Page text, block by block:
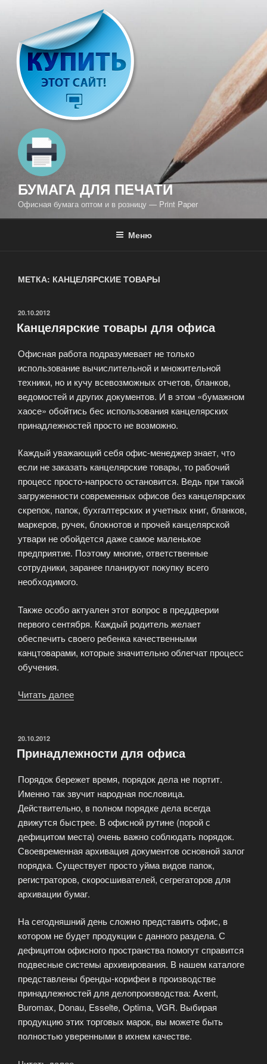
содержимому
БУМАГА ДЛЯ ПЕЧАТИ
Офисная бумага оптом и в розницу — Print Paper
Меню
МЕТКА: КАНЦЕЛЯРСКИЕ ТОВАРЫ
ОПУБЛИКОВАНО
20.10.2012
Канцелярские товары для офиса
Офисная работа подразумевает не только
использование вычислительной и множительной
техники, но и кучу всевозможных отчетов, бланков,
ведомостей и других документов. И в этом «бумажном
хаосе» обойтись бес использования канцелярских
принадлежностей просто не возможно.
Каждый уважающий себя офис-менеджер знает, что
если не заказать канцелярские товары, то рабочий
процесс просто-напросто остановится. Ведь при такой
загруженности современных офисов без канцелярских
скрепок, папок, бухгалтерских и учетных книг, бланков,
маркеров, ручек, блокнотов и прочей канцелярской
утвари не обойдется даже самое маленькое
предприятие. Поэтому многие, ответственные
сотрудники, заранее планируют покупку всего
необходимого.
Также особо актуален этот вопрос в преддверии
первого сентября. Каждый родитель желает
обеспечить своего ребенка качественными
канцтоварами, которые значительно облегчат процесс
обучения.
Читать далее
ОПУБЛИКОВАНО
20.10.2012
Принадлежности для офиса
Порядок бережет время, порядок дела не портит.
Именно так звучит народная пословица.
Действительно, в полном порядке дела всегда
движутся быстрее. В офисной рутине (порой с
дефицитом места) очень важно соблюдать порядок.
Своевременная архивация документов основной залог
порядка. Существует просто уйма видов папок,
регистраторов, скоросшивателей, сегрегаторов для
архивации бумаг.
На сегодняшний день сложно представить офис, в
котором не будет продукции с данного раздела. С
дефицитом офисного пространства помогут справится
подвесные системы архивирования. В нашем каталоге
представлены бренды-корифеи в производстве
принадлежностей для делопроизводства: Axent,
Buromax, Donau, Esselte, Optima, VGR. Выбирая
продукцию этих торговых марок, вы можете быть
полностью уверенными в ихнем качестве.